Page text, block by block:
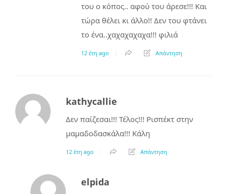
του ο κόπος.. αφού του άρεσε!!! Και
τώρα θέλει κι άλλο!! Δεν του φτάνει
το ένα..χαχαχαχαχα!!! φιλιά
12 έτη ago Απάντηση
kathycallie
Δεν παίζεσαι!!! Τέλος!!! Ρισπέκτ στην
μαμαδοδασκάλα!!! Κάλη
12 έτη ago Απάντηση
elpida